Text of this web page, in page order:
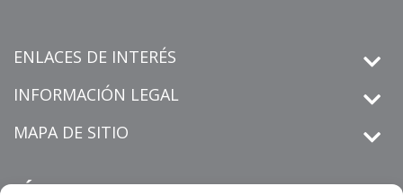
ENLACES DE INTERÉS
INFORMACIÓN LEGAL
MAPA DE SITIO